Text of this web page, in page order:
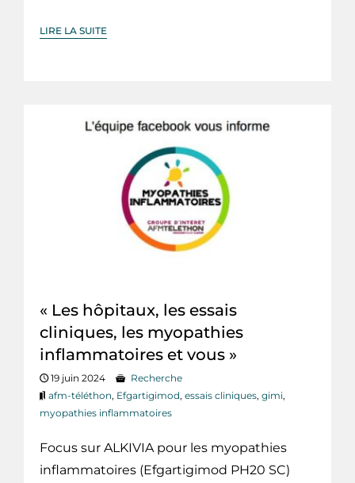
LIRE LA SUITE
« Les hôpitaux, les essais
cliniques, les myopathies
inflammatoires et vous »
19 juin 2024
Recherche
afm-téléthon, Efgartigimod, essais cliniques, gimi,
myopathies inflammatoires
Focus sur ALKIVIA pour les myopathies
inflammatoires (Efgartigimod PH20 SC)